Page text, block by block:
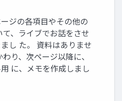
ジの各項目やその他の
、ライブでお話をさせ
し た。 資料はありませ
り、次ページ以降に、
に、メモを作成しまし